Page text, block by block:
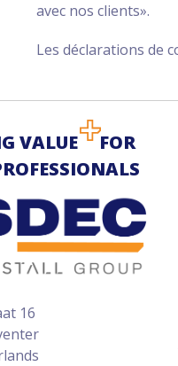
avec nos clients».
Les déclarations de
VALUE
FOR
16